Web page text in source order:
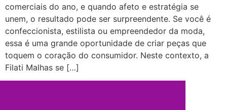
comerciais do ano, e quando afeto e estratégia se
unem, o resultado pode ser surpreendente. Se você é
confeccionista, estilista ou empreendedor da moda,
essa é uma grande oportunidade de criar peças que
toquem o coração do consumidor. Neste contexto, a
Filati Malhas se […]